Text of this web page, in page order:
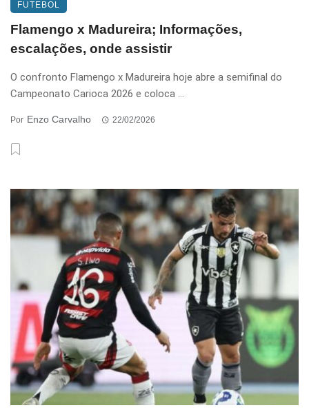
FUTEBOL
Flamengo x Madureira; Informações,
escalações, onde assistir
O confronto Flamengo x Madureira hoje abre a semifinal do
Campeonato Carioca 2026 e coloca ...
Por Enzo Carvalho 22/02/2026